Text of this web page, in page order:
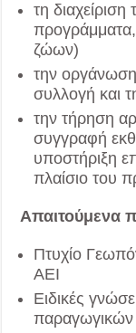
τη διαχείριση
προγράμματα,
ζώων)
την
συλλογή και
την τήρηση
συγγραφή
υποστήριξη
πλαίσιο του
Απαιτούμενα
Πτυχίο
ΑΕΙ
Ειδικές